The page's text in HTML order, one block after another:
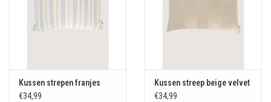
Kussen strepen franjes
€34,99
Kussen streep beige velvet
€34,99